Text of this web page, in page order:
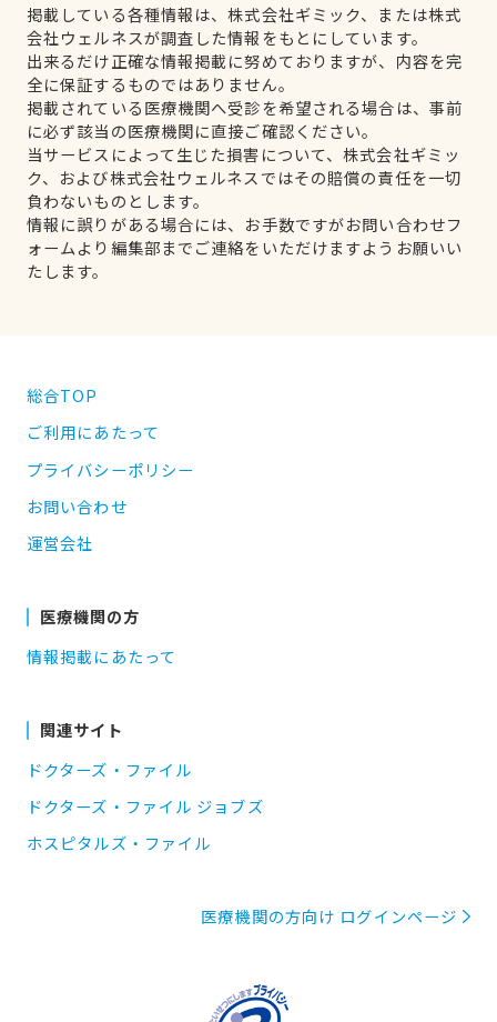
掲載している各種情報は、株式会社ギミック、または株式
会社ウェルネスが調査した情報をもとにしています。
出来るだけ正確な情報掲載に努めておりますが、内容を完
全に保証するものではありません。
掲載されている医療機関へ受診を希望される場合は、事前
に必ず該当の医療機関に直接ご確認ください。
当サービスによって生じた損害について、株式会社ギミッ
ク、および株式会社ウェルネスではその賠償の責任を一切
負わないものとします。
情報に誤りがある場合には、お手数ですがお問い合わせフ
ォームより編集部までご連絡をいただけますようお願いい
たします。
総合TOP
ご利用にあたって
プライバシーポリシー
お問い合わせ
運営会社
医療機関の方
情報掲載にあたって
関連サイト
ドクターズ・ファイル
ドクターズ・ファイル ジョブズ
ホスピタルズ・ファイル
医療機関の方向け ログインページ